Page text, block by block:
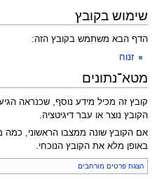
שימוש בקובץ
הדף הבא משתמש בקובץ הזה:
זנוח
מטא־נתונים
קובץ זה מכיל מידע נוסף, שכנראה
הקובץ נוצר או עבר דיגיטציה.
אם הקובץ שונה ממצבו הראשוני, כמה
באופן מלא את הקובץ הנוכחי.
הצגת פרטים מורחבים